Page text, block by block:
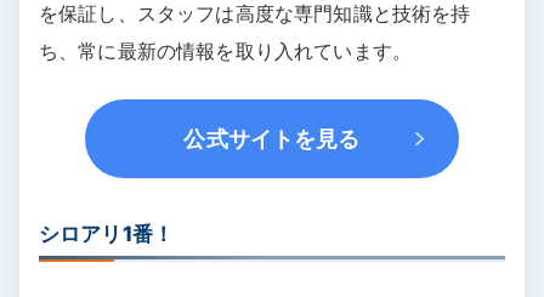
を保証し、スタッフは高度な専門知識と技術を持
ち、常に最新の情報を取り入れています。
公式サイトを見る
シロアリ1番！